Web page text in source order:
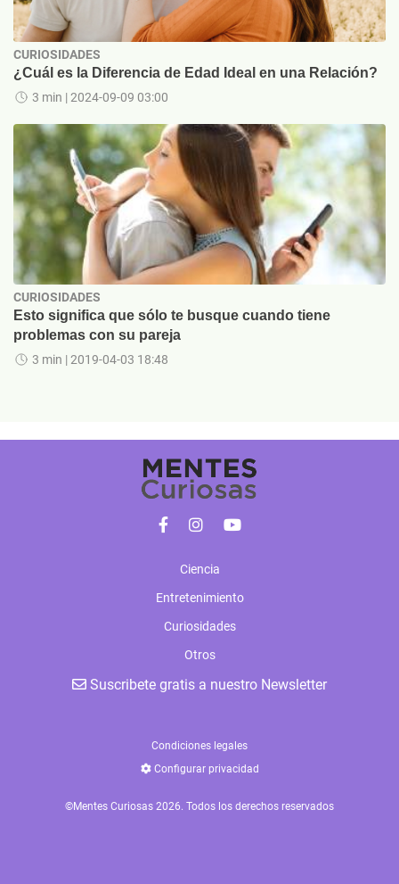
CURIOSIDADES
¿Cuál es la Diferencia de Edad Ideal en una Relación?
3 min | 2024-09-09 03:00
CURIOSIDADES
Esto significa que sólo te busque cuando tiene
problemas con su pareja
3 min | 2019-04-03 18:48
Ciencia
Entretenimiento
Curiosidades
Otros
Suscribete gratis a nuestro Newsletter
Condiciones legales
Configurar privacidad
©Mentes Curiosas 2026. Todos los derechos reservados